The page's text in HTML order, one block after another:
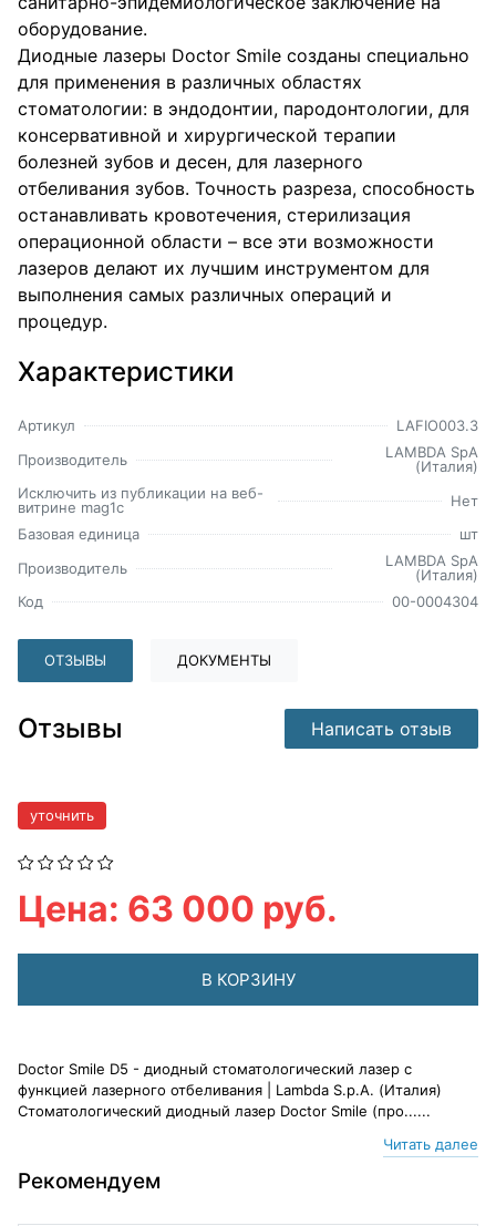
оборудование.
Диодные лазеры Doctor Smile созданы специально
для применения в различных областях
стоматологии: в эндодонтии, пародонтологии, для
консервативной и хирургической терапии
болезней зубов и десен, для лазерного
отбеливания зубов. Точность разреза, способность
останавливать кровотечения, стерилизация
операционной области – все эти возможности
лазеров делают их лучшим инструментом для
выполнения самых различных операций и
процедур.
Характеристики
Артикул
LAFIO003.3
Производитель
LAMBDA SpA
(Италия)
Исключить из публикации на веб-
витрине mag1c
Нет
Базовая единица
шт
Производитель
LAMBDA SpA
(Италия)
Код
00-0004304
ОТЗЫВЫ ДОКУМЕНТЫ
Отзывы Написать отзыв
уточнить
Цена: 63 000 руб.
В КОРЗИНУ
Doctor Smile D5 - диодный стоматологический лазер с
функцией лазерного отбеливания | Lambda S.p.A. (Италия)
Стоматологический диодный лазер Doctor Smile (про......
Читать далее
Рекомендуем